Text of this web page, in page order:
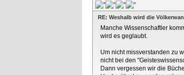
RE: Weshalb wird die
Manche Wissenschaftler
wird es geglaubt.
Um nicht missverstanden zu
nicht bei den
Dann vergessen wir die